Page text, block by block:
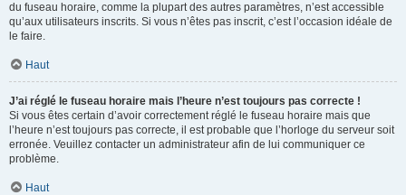
du fuseau horaire, comme la plupart des autres paramètres, n’est accessible
qu’aux utilisateurs inscrits. Si vous n’êtes pas inscrit, c’est l’occasion idéale de
le faire.
Haut
J’ai réglé le fuseau horaire mais l’heure n’est toujours pas correcte !
Si vous êtes certain d’avoir correctement réglé le fuseau horaire mais que
l’heure n’est toujours pas correcte, il est probable que l’horloge du serveur soit
erronée. Veuillez contacter un administrateur afin de lui communiquer ce
problème.
Haut